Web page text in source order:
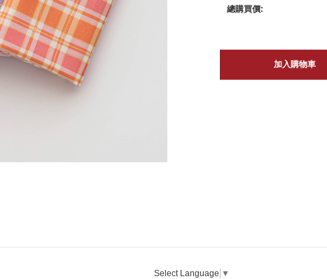
總購買價:
加入購物車
Select Language ▼